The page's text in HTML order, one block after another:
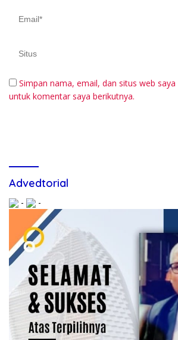
Simpan nama, email, dan situs web
untuk komentar saya berikutnya.
Advedtorial
- -